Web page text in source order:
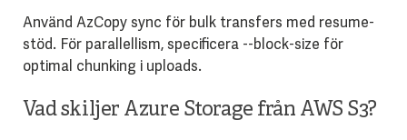
Använd AzCopy sync för bulk transfers med resume-
stöd. För parallellism, specificera --block-size för
optimal chunking i uploads.
Vad skiljer Azure Storage från AWS S3?